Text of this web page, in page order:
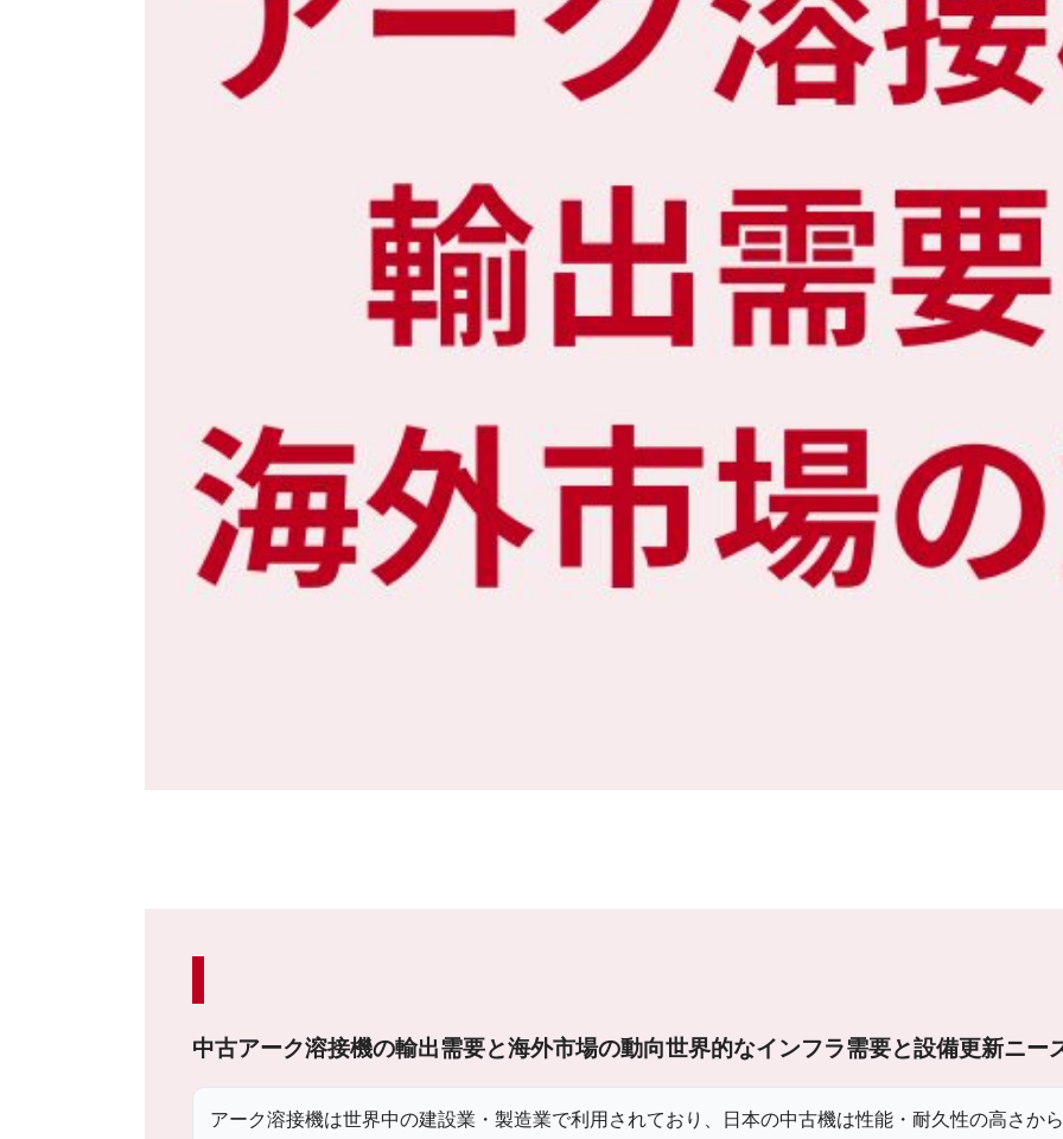
中古アーク溶接機の輸出需要と海外市場の動向世界的なインフラ需要と設備更新ニー
アーク溶接機は世界中の建設業・製造業で利用されており、日本の中古機は性能・耐久性の高さか